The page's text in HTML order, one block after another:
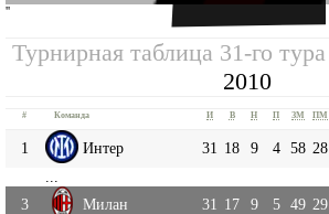
''
Турнирная таблица 31-го тура
2010
# Команда И В Н П ЗМ ПМ
1 Интер 31 18 9 4 58 28
3
Милан 31 17 9 5 49 29